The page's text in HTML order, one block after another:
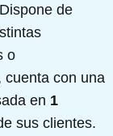
de
o
cuenta con una
en 1
sus clientes.